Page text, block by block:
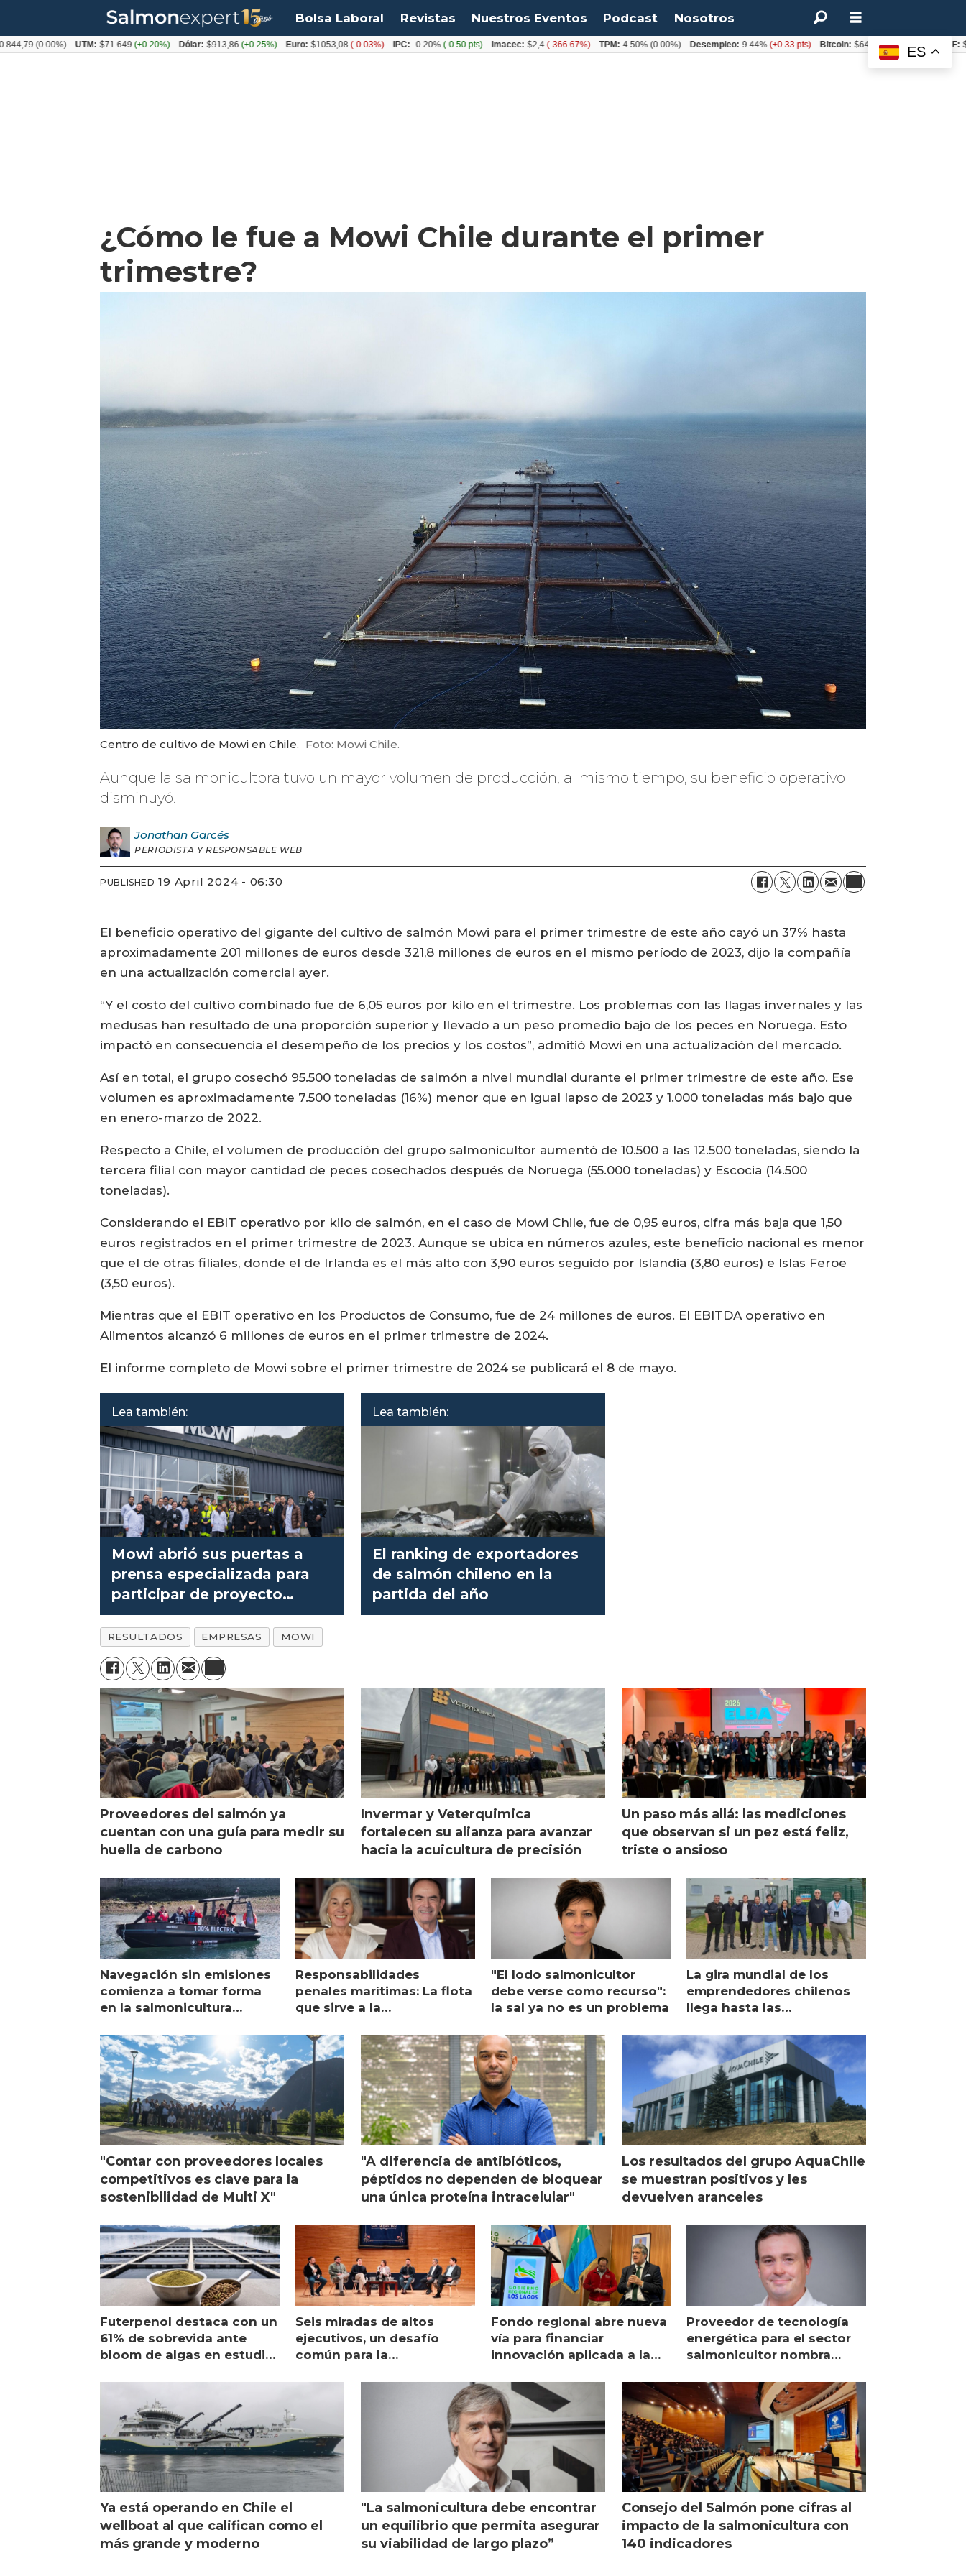
Bolsa Laboral Revistas Nuestros Eventos Podcast Nosotros
¿Cómo le fue a Mowi Chile durante el primer
trimestre?
Centro de cultivo de Mowi en Chile. Foto: Mowi Chile.
Aunque la salmonicultora tuvo un mayor volumen de producción, al mismo tiempo, su beneficio operativo
disminuyó.
Jonathan Garcés
PERIODISTA Y RESPONSABLE WEB
PUBLISHED 19 April 2024 - 06:30
El beneficio operativo del gigante del cultivo de salmón Mowi para el primer trimestre de este año cayó un 37% hasta
aproximadamente 201 millones de euros desde 321,8 millones de euros en el mismo período de 2023, dijo la compañía
en una actualización comercial ayer.
“Y el costo del cultivo combinado fue de 6,05 euros por kilo en el trimestre. Los problemas con las llagas invernales y las
medusas han resultado de una proporción superior y llevado a un peso promedio bajo de los peces en Noruega. Esto
impactó en consecuencia el desempeño de los precios y los costos”, admitió Mowi en una actualización del mercado.
Así en total, el grupo cosechó 95.500 toneladas de salmón a nivel mundial durante el primer trimestre de este año. Ese
volumen es aproximadamente 7.500 toneladas (16%) menor que en igual lapso de 2023 y 1.000 toneladas más bajo que
en enero-marzo de 2022.
Respecto a Chile, el volumen de producción del grupo salmonicultor aumentó de 10.500 a las 12.500 toneladas, siendo la
tercera filial con mayor cantidad de peces cosechados después de Noruega (55.000 toneladas) y Escocia (14.500
toneladas).
Considerando el EBIT operativo por kilo de salmón, en el caso de Mowi Chile, fue de 0,95 euros, cifra más baja que 1,50
euros registrados en el primer trimestre de 2023. Aunque se ubica en números azules, este beneficio nacional es menor
que el de otras filiales, donde el de Irlanda es el más alto con 3,90 euros seguido por Islandia (3,80 euros) e Islas Feroe
(3,50 euros).
Mientras que el EBIT operativo en los Productos de Consumo, fue de 24 millones de euros. El EBITDA operativo en
Alimentos alcanzó 6 millones de euros en el primer trimestre de 2024.
El informe completo de Mowi sobre el primer trimestre de 2024 se publicará el 8 de mayo.
Lea también:
Mowi abrió sus puertas a
prensa especializada para
participar de proyecto
“Turismo salmonero”
Lea también:
El ranking de exportadores
de salmón chileno en la
partida del año
RESULTADOS EMPRESAS MOWI
Proveedores del salmón ya
cuentan con una guía para medir su
huella de carbono
Invermar y Veterquimica
fortalecen su alianza para avanzar
hacia la acuicultura de precisión
Un paso más allá: las mediciones
que observan si un pez está feliz,
triste o ansioso
Navegación sin emisiones
comienza a tomar forma
en la salmonicultura
Responsabilidades
penales marítimas: La flota
que sirve a la
visión
"El lodo salmonicultor
debe verse como recurso":
la sal ya no es un problema
La gira mundial de los
emprendedores chilenos
llega hasta las
Escocia
"Contar con proveedores locales
competitivos es clave para la
sostenibilidad de Multi X"
"A diferencia de antibióticos,
péptidos no dependen de bloquear
una única proteína intracelular"
Los resultados del grupo AquaChile
se muestran positivos y les
devuelven aranceles
Futerpenol destaca con un
61% de sobrevida ante
bloom de algas en estudio
Seis miradas de altos
ejecutivos, un desafío
común para la
Fondo regional abre nueva
vía para financiar
innovación aplicada a la
Proveedor de tecnología
energética para el sector
salmonicultor nombra
Ya está operando en Chile el
wellboat al que califican como el
más grande y moderno
"La salmonicultura debe encontrar
un equilibrio que permita asegurar
su viabilidad de largo plazo”
Consejo del Salmón pone cifras al
impacto de la salmonicultura con
140 indicadores
ES
(0.00%) UTM: $71.649(+0.20%) Dólar: $913,86(+0.25%) Euro: $1053,08(-0.03%) IPC: -0.20%(-0.50 pts) Imacec: $2,4(-366.67%) TPM: 4.50% (0.00%) Desempleo: 9.44% (+0.33 pts) Bitcoin: $64.600,08 (+2.93%)